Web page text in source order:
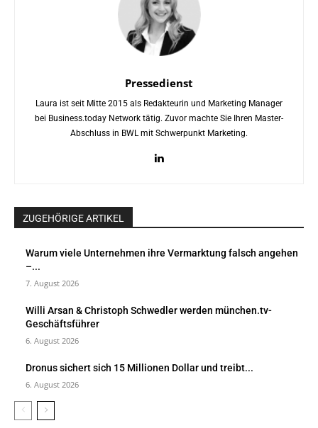
Pressedienst
Laura ist seit Mitte 2015 als Redakteurin und Marketing Manager
bei Business.today Network tätig. Zuvor machte Sie Ihren Master-
Abschluss in BWL mit Schwerpunkt Marketing.
ZUGEHÖRIGE ARTIKEL
Warum viele Unternehmen ihre Vermarktung falsch angehen
–...
7. August 2026
Willi Arsan & Christoph Schwedler werden münchen.tv-
Geschäftsführer
6. August 2026
Dronus sichert sich 15 Millionen Dollar und treibt...
6. August 2026